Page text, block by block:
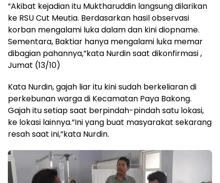
“Akibat kejadian itu Muktharuddin langsung dilarikan
ke RSU Cut Meutia. Berdasarkan hasil observasi
korban mengalami luka dalam dan kini diopname.
Sementara, Baktiar hanya mengalami luka memar
dibagian pahannya,”kata Nurdin saat dikonfirmasi ,
Jumat (13/10)
Kata Nurdin, gajah liar itu kini sudah berkeliaran di
perkebunan warga di Kecamatan Paya Bakong.
Gajah itu setiap saat berpindah-pindah satu lokasi,
ke lokasi lainnya.”Ini yang buat masyarakat sekarang
resah saat ini,”kata Nurdin.